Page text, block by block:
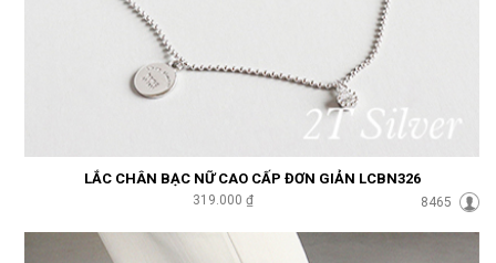
LẮC CHÂN BẠC NỮ CAO CẤP ĐƠN GIẢN LCBN326
319.000 ₫ 8465